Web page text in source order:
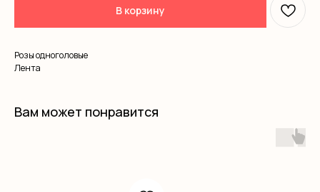
В корзину
Розы одноголовые
Лента
Вам может понравится